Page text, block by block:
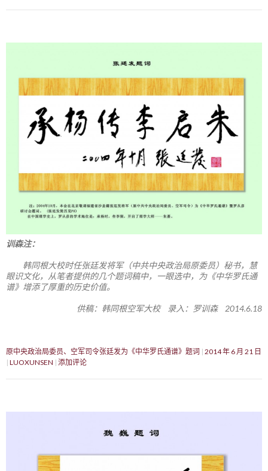
训森注：
韩同根大校时任张廷发将军（中共中央政治局原委员）秘书，慧
眼识文化，从笔者提供的几个题词稿中，一眼选中，为《中华罗氏通
谱》增添了厚重的历史价值。
供稿：韩同根空军大校 录入：罗训森 2014.6.18
原中央政治局委员、空军司令张廷发为《中华罗氏通谱》题词 2014 年 6 月 21 日
LUOXUNSEN 添加评论